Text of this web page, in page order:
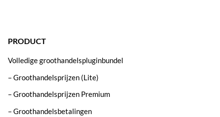
PRODUCT
Volledige groothandelspluginbundel
– Groothandelsprijzen (Lite)
– Groothandelsprijzen Premium
– Groothandelsbetalingen